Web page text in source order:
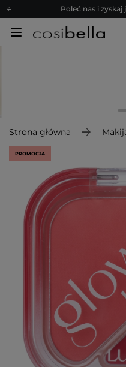
Poleć nas i
Zapisz się na
Poleć nas i
Strona główna
PROMOCJA